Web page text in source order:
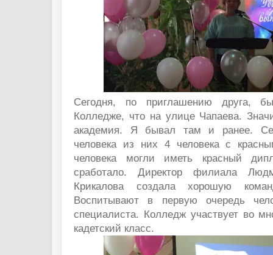
Сегодня, по приглашению друга,
Колледже, что на улице Чапаева.
академия. Я бывал там и ранее.
человека из них 4 человека с
человека могли иметь красный
сработало. Директор филиала
Крикалова создала хорошую
Воспитывают в первую очередь
специалиста. Колледж участвует во
кадетский класс.